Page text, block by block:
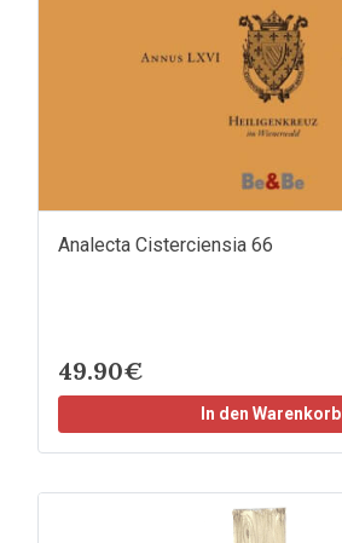
Analecta Cisterciensia 66
49.90€
In den Warenkorb